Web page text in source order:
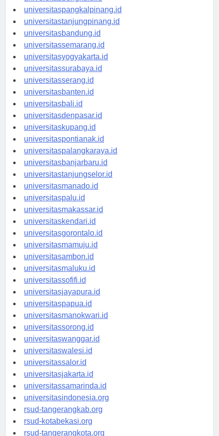
universitasbengkulu.id
universitaspangkalpinang.id
universitastanjungpinang.id
universitasbandung.id
universitassemarang.id
universitasyogyakarta.id
universitassurabaya.id
universitasserang.id
universitasbanten.id
universitasbali.id
universitasdenpasar.id
universitaskupang.id
universitaspontianak.id
universitaspalangkaraya.id
universitasbanjarbaru.id
universitastanjungselor.id
universitasmanado.id
universitaspalu.id
universitasmakassar.id
universitaskendari.id
universitasgorontalo.id
universitasmamuju.id
universitasambon.id
universitasmaluku.id
universitassofifi.id
universitasjayapura.id
universitaspapua.id
universitasmanokwari.id
universitassorong.id
universitaswanggar.id
universitaswalesi.id
universitassalor.id
universitasjakarta.id
universitassamarinda.id
universitasindonesia.org
rsud-tangerangkab.org
rsud-kotabekasi.org